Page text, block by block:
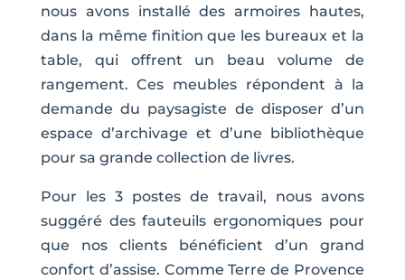
nous avons installé des armoires hautes,
dans la même finition que les bureaux et la
table, qui offrent un beau volume de
rangement. Ces meubles répondent à la
demande du paysagiste de disposer d’un
espace d’archivage et d’une bibliothèque
pour sa grande collection de livres.
Pour les 3 postes de travail, nous avons
suggéré des fauteuils ergonomiques pour
que nos clients bénéficient d’un grand
confort d’assise. Comme Terre de Provence